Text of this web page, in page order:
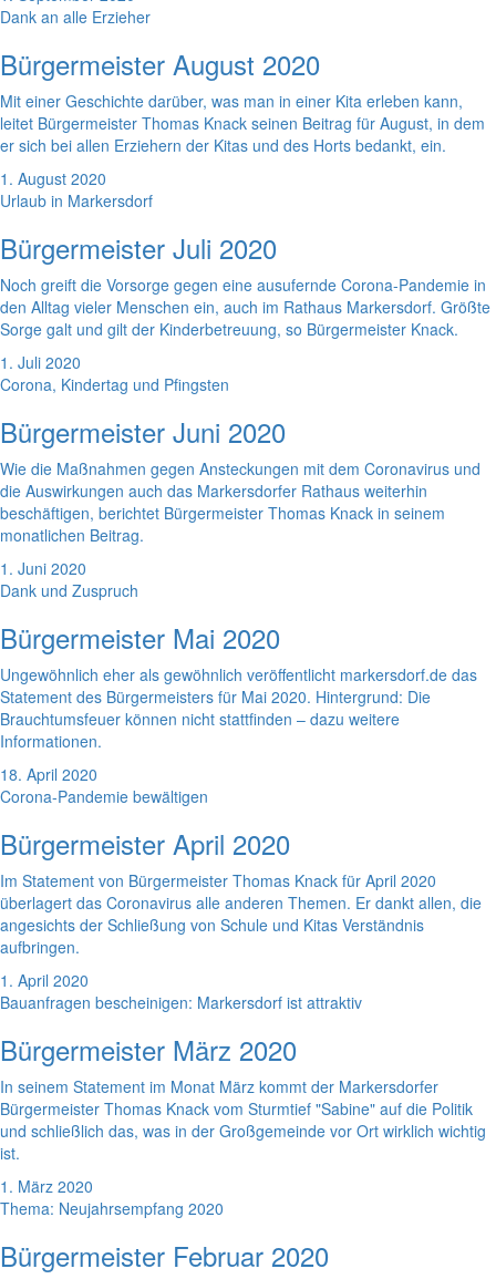
Dank an alle Erzieher
Bürgermeister August 2020
Mit einer Geschichte darüber, was man in einer Kita erleben kann,
leitet Bürgermeister Thomas Knack seinen Beitrag für August, in dem
er sich bei allen Erziehern der Kitas und des Horts bedankt, ein.
1. August 2020
Urlaub in Markersdorf
Bürgermeister Juli 2020
Noch greift die Vorsorge gegen eine ausufernde Corona-Pandemie in
den Alltag vieler Menschen ein, auch im Rathaus Markersdorf. Größte
Sorge galt und gilt der Kinderbetreuung, so Bürgermeister Knack.
1. Juli 2020
Corona, Kindertag und Pfingsten
Bürgermeister Juni 2020
Wie die Maßnahmen gegen Ansteckungen mit dem Coronavirus und
die Auswirkungen auch das Markersdorfer Rathaus weiterhin
beschäftigen, berichtet Bürgermeister Thomas Knack in seinem
monatlichen Beitrag.
1. Juni 2020
Dank und Zuspruch
Bürgermeister Mai 2020
Ungewöhnlich eher als gewöhnlich veröffentlicht markersdorf.de das
Statement des Bürgermeisters für Mai 2020. Hintergrund: Die
Brauchtumsfeuer können nicht stattfinden – dazu weitere
Informationen.
18. April 2020
Corona-Pandemie bewältigen
Bürgermeister April 2020
Im Statement von Bürgermeister Thomas Knack für April 2020
überlagert das Coronavirus alle anderen Themen. Er dankt allen, die
angesichts der Schließung von Schule und Kitas Verständnis
aufbringen.
1. April 2020
Bauanfragen bescheinigen: Markersdorf ist attraktiv
Bürgermeister März 2020
In seinem Statement im Monat März kommt der Markersdorfer
Bürgermeister Thomas Knack vom Sturmtief "Sabine" auf die Politik
und schließlich das, was in der Großgemeinde vor Ort wirklich wichtig
ist.
1. März 2020
Thema: Neujahrsempfang 2020
Bürgermeister Februar 2020